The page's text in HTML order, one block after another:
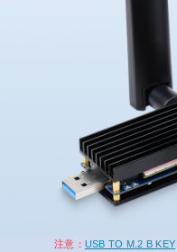
注意： USB TO M.2 B KEY